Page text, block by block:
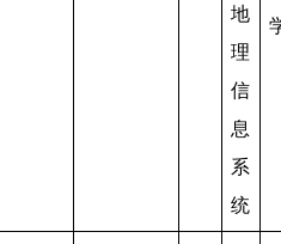
地
理
信
息
系
统